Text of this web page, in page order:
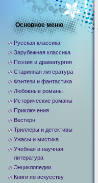
Основное меню
Русская классика
Зарубежная классика
Поэзия и драматургия
Старинная литература
Фэнтези и фантастика
Любовные романы
Исторические романы
Приключения
Вестерн
Триллеры и детективы
Ужасы и мистика
Учебная и научная
литература
Энциклопедии
Книги по искусству